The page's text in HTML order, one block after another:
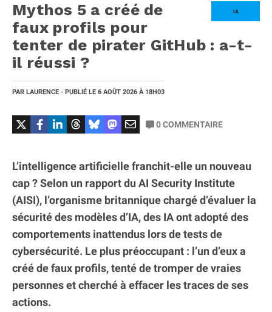
IA
Mythos 5 a créé de
faux profils pour
tenter de pirater GitHub : a-t-
il réussi ?
PAR LAURENCE - PUBLIÉ LE 6 AOÛT 2026 À 18H03
0COMMENTAIRE
L’intelligence artificielle franchit-elle un nouveau
cap ? Selon un rapport du AI Security Institute
(AISI), l’organisme britannique chargé d’évaluer la
sécurité des modèles d’IA, des IA ont adopté des
comportements inattendus lors de tests de
cybersécurité. Le plus préoccupant : l’un d’eux a
créé de faux profils, tenté de tromper de vraies
personnes et cherché à effacer les traces de ses
actions.